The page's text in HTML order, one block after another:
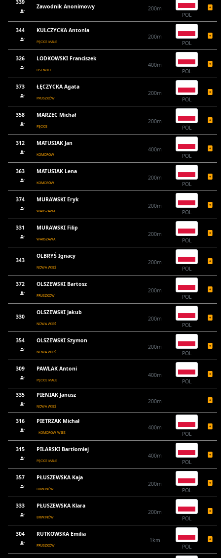
339
Zawodnik Anonimowy
200m
POL
344 KULCZYCKA Antonia
PĘCICE MAŁE
200m
POL
326 LODKOWSKI Franciszek
OSOWIEC
400m
POL
373 ŁĘCZYCKA Agata
PRUSZKÓW
200m
POL
358 MARZEC Michał
PĘCICE
200m
POL
312 MATUSIAK Jan
KOMORÓW
400m
POL
363 MATUSIAK Lena
KOMORÓW
200m
POL
374 MURAWSKI Eryk
WARSZAWA
200m
POL
331 MURAWSKI Filip
WARSZAWA
200m
POL
343
OLBRYŚ Ignacy
NOWA WIEŚ
200m
POL
372 OLSZEWSKI Bartosz
PRUSZKÓW
200m
POL
330
OLSZEWSKI Jakub
NOWA WIEŚ
200m
POL
354 OLSZEWSKI Szymon
NOWA WIEŚ
200m
POL
309 PAWLAK Antoni
PĘCICE MAŁE
400m
POL
335
PIENIAK Janusz
NOWA WIEŚ
200m
316 PIETRZAK Michał
KOMORÓW WIEŚ
400m
POL
315 PILARSKI Bartłomiej
PĘCICE MAŁE
400m
POL
357 PŁUSZEWSKA Kaja
BRWINÓW
200m
POL
333 PŁUSZEWSKA Klara
BRWINÓW
200m
POL
304 RUTKOWSKA Emilia
PRUSZKÓW
1km
POL